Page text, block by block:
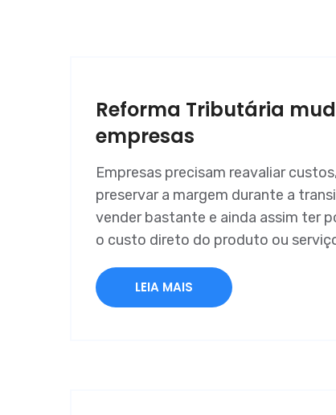
Reforma Tributária
empresas
Empresas precisam reavaliar
preservar a margem durante a
vender bastante e ainda assim ter
o custo direto do produto ou
LEIA MAIS